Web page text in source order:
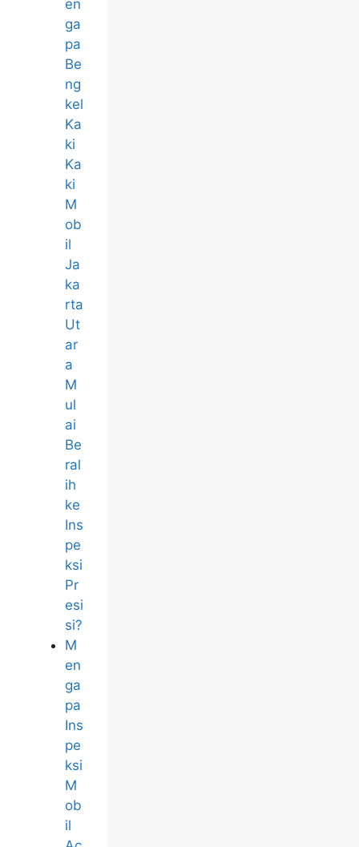
en
ga
pa
Be
ng
kel
Ka
ki
Ka
ki
M
ob
il
Ja
ka
rta
Ut
ar
a
M
ul
ai
Be
ral
ih
ke
Ins
pe
ksi
Pr
esi
si?
M
en
ga
pa
Ins
pe
ksi
M
ob
il